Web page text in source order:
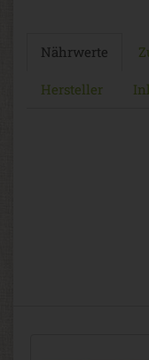
Nährwerte
Hersteller